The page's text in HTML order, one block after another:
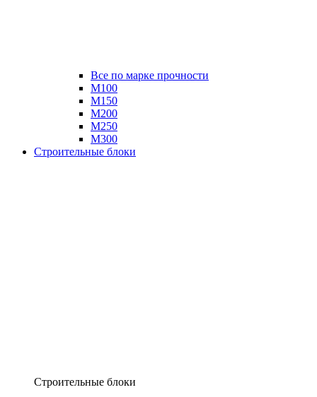
Все по марке прочности
М100
М150
М200
М250
М300
Строительные блоки
Строительные блоки